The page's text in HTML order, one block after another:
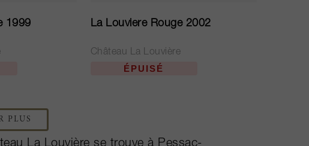
1999 La Louviere Rouge 2002
Château La Louvière
ÉPUISÉ
PLUS